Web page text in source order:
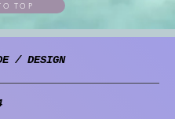
TOP
/ DESIGN